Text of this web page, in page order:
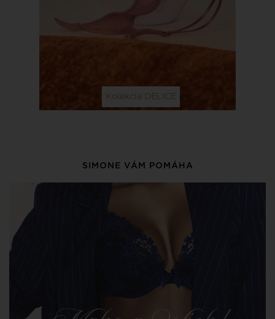
Kolekcia DELICE
SIMONE VÁM POMÁHA